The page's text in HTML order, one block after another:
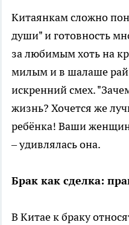
Китаянкам сложно
души" и готовность
за любимым хоть на
милым и в шалаше
искренний смех.
жизнь? Хочется же
ребёнка! Ваши
– удивлялась она.
Брак как сделка:
В Китае к браку